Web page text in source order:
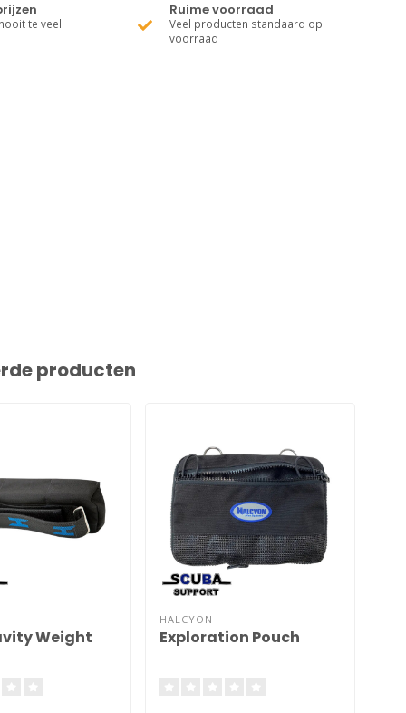
te veel
Ruime voorraad
Veel producten standaard op
voorraad
producten
Weight
HALCYON
Exploration Pouch